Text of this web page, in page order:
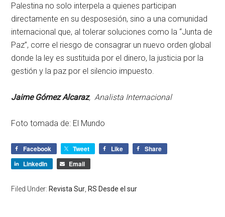
Palestina no solo interpela a quienes participan
directamente en su desposesión, sino a una comunidad
internacional que, al tolerar soluciones como la “Junta de
Paz”, corre el riesgo de consagrar un nuevo orden global
donde la ley es sustituida por el dinero, la justicia por la
gestión y la paz por el silencio impuesto.
Jaime Gómez Alcaraz, Analista Internacional
Foto tomada de: El Mundo
Facebook Tweet Like
Share
LinkedIn
Email
Filed Under: Revista Sur RS Desde el sur